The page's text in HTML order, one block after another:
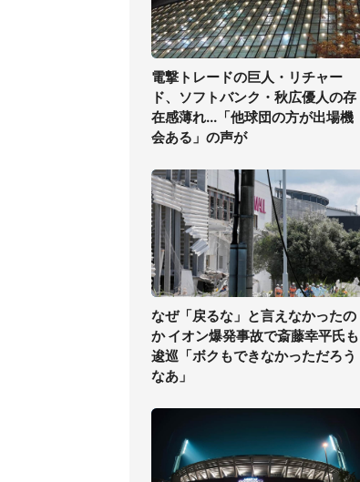
電撃トレードの巨人・リチャー
ド、ソフトバンク・秋広優人の存
在感薄れ...「他球団の方が出場機
会ある」の声が
なぜ「戻るな」と言えなかったの
か イオン爆発事故で斎藤幸平氏も
逡巡「ボクもできなかっただろう
なあ」